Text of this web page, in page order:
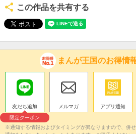
この作品を共有する
まんが王国のお得情
友だち追加
限定クーポン
メルマガ アプリ通知
※通知する情報およびタイミングが異なりますので、併